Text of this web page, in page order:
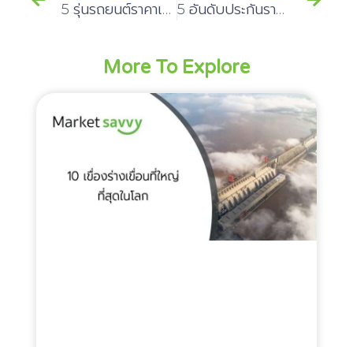
5 รุ่นรถยนต์ราคาเบาๆ ที่ใครเงินเดือนน้อยก็ผ่อนได้! 5 อันดับประกันราคาแจ่ม สำหรับรถนิสสันมาร์ช
More To Explore